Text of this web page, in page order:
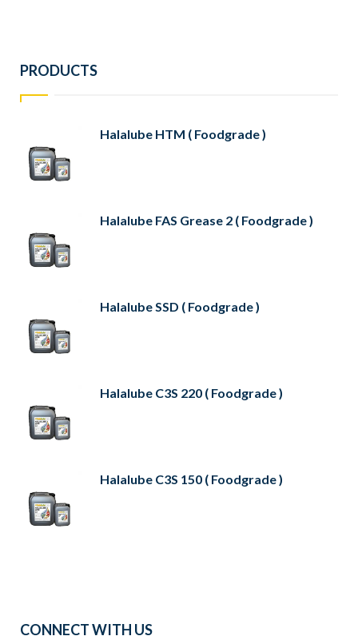
PRODUCTS
Halalube HTM ( Foodgrade )
Halalube FAS Grease 2 ( Foodgrade )
Halalube SSD ( Foodgrade )
Halalube C3S 220 ( Foodgrade )
Halalube C3S 150 ( Foodgrade )
CONNECT WITH US